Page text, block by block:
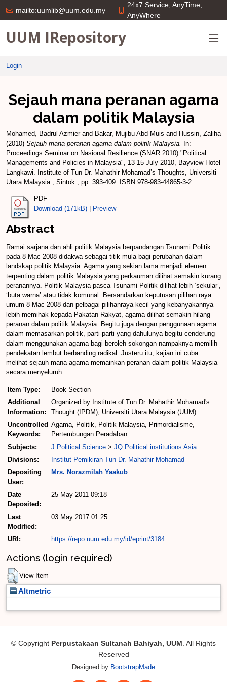
mailto:uumlib@uum.edu.my
24x7 Service; AnyTime;
AnyWhere
UUM IRepository
Login
Sejauh mana peranan agama
dalam politik Malaysia
Mohamed, Badrul Azmierand Bakar, Mujibu Abd Muis and Hussin, Zaliha
(2010) Sejauh mana peranan agama dalam politik Malaysia.
In:
Proceedings Seminar on Nasional Resilience (SNAR 2010) "Political
Managements and Policies in Malaysia", 13-15 July 2010, Bayview Hotel
Langkawi. Institute of Tun Dr. Mahathir Mohamad’s Thoughts, Universiti
Utara Malaysia , Sintok , pp. 393-409. ISBN 978-983-44865-3-2
PDF
Download (171kB)
Preview
Abstract
Ramai sarjana dan ahli politik Malaysia berpandangan Tsunami Politik
pada 8 Mac 2008 didakwa sebagai titik mula bagi perubahan dalam
landskap politik Malaysia. Agama yang sekian lama menjadi elemen
terpenting dalam politik Malaysia yang perkauman dilihat semakin kurang
peranannya. Politik Malaysia pasca Tsunami Politik dilihat lebih ‘sekular’,
‘buta warna’ atau tidak komunal. Bersandarkan keputusan pilihan raya
umum 8 Mac 2008 dan pelbagai pilihanraya kecil yang kebanyakannya
lebih memihak kepada Pakatan Rakyat, agama dilihat semakin hilang
peranan dalam politik Malaysia. Begitu juga dengan penggunaan agama
dalam memasarkan politik, parti-parti yang dahulunya begitu cenderung
dalam menggunakan agama bagi beroleh sokongan nampaknya memilih
pendekatan lembut berbanding radikal. Justeru itu, kajian ini cuba
melihat sejauh mana agama memainkan peranan dalam politik Malaysia
secara menyeluruh.
Item Type:
Book Section
Additional
Information:
Organized by Institute of Tun Dr. Mahathir Mohamad's
Thought (IPDM), Universiti Utara Malaysia (UUM)
Uncontrolled
Keywords:
Agama, Politik, Politik Malaysia, Primordialisme,
Pertembungan Peradaban
Subjects:
J Political Science > JQ Political institutions Asia
Divisions:
Institut Pemikiran Tun Dr. Mahathir Mohamad
Depositing
User:
Mrs. Norazmilah Yaakub
Date
Deposited:
25 May 2011 09:18
Last
Modified:
03 May 2017 01:25
URI: https://repo.uum.edu.my/id/eprint/3184
Actions (login required)
View Item
Altmetric
© Copyright Perpustakaan Sultanah Bahiyah, UUM . All Rights
Reserved
Designed by BootstrapMade